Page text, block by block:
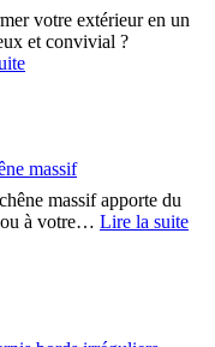
votre extérieur en un
et convivial ?
massif
massif apporte du
ou à votre… Lire la suite